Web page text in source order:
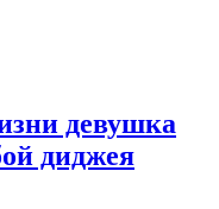
девушка
диджея